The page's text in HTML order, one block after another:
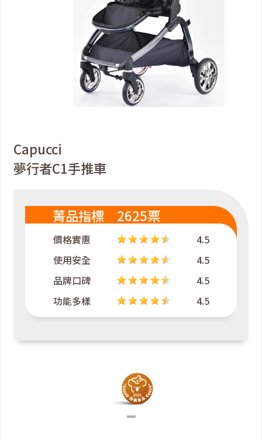
Capucci
夢行者C1手推車
菁品指標 2625票
價格實惠
4.5
使用安全
4.5
品牌口碑
4.5
功能多樣
4.5